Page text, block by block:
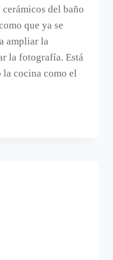
del baño
que ya se
ampliar la
la fotografía. Está
la cocina como el